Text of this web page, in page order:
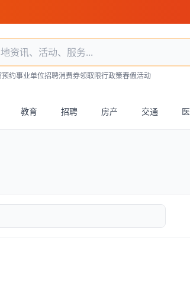
约事业单位招聘消费券领取限行政策春假活动
教育 招聘 房产 交通